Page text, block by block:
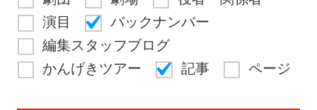
演目
バックナンバー
編集スタッフブログ
かんげきツアー
記事 ページ